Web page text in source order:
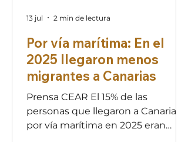
Por vía marítima: En el
2025 llegaron menos
migrantes a Canarias
Prensa CEAR El 15% de las
personas que llegaron a Canarias
por vía marítima en 2025 eran
13 jul 2 min de lectura